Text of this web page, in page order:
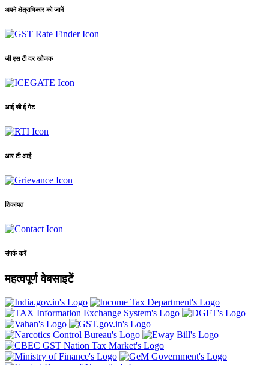
अपने क्षेत्राधिकार को जानें
जी एस टी दर खोजक
आई सी ई गेट
आर टी आई
शिकायत
संपर्क करें
महत्वपूर्ण वेबसाइटें